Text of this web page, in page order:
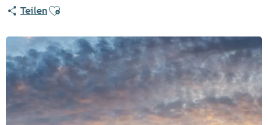
TeilenAjouter aux favoris